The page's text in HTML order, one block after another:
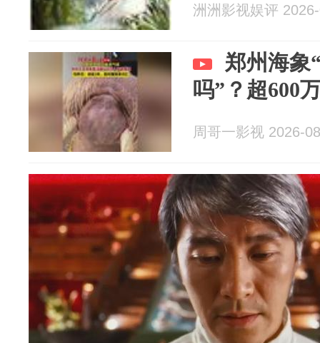
洲洲影视娱评
郑州海象
吗”？超600
周哥一影视 2026-